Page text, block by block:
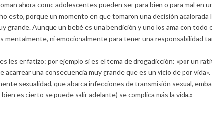
ahora como adolescentes pueden ser para bien o para mal en
esto, porque un momento en que tomaron una decisión acalorada
grande. Aunque un bebé es una bendición y uno los ama con todo
mentalmente, ni emocionalmente para tener una responsabilidad
les enfatizo: por ejemplo si es el tema de drogadicción: «por un
acarrear una consecuencia muy grande que es un vicio de por
sexualidad, que abarca infecciones de transmisión sexual,
bien es cierto se puede salir adelante) se complica más la vida.«